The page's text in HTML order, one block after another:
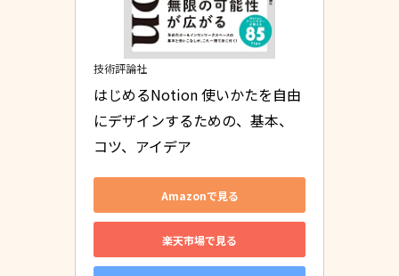
技術評論社
はじめるNotion 使いかたを自由
にデザインするための、基本、
コツ、アイデア
Amazonで見る
楽天市場で見る